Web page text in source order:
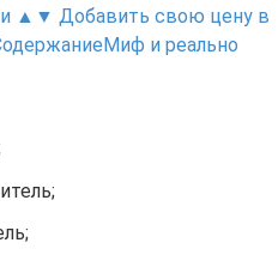
▲▼ Добавить свою цену в
и реально